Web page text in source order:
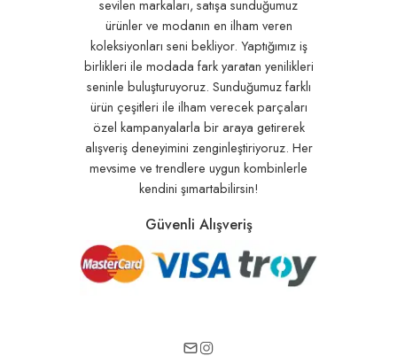
sevilen markaları, satışa sunduğumuz
ürünler ve modanın en ilham veren
koleksiyonları seni bekliyor. Yaptığımız iş
birlikleri ile modada fark yaratan yenilikleri
seninle buluşturuyoruz. Sunduğumuz farklı
ürün çeşitleri ile ilham verecek parçaları
özel kampanyalarla bir araya getirerek
alışveriş deneyimini zenginleştiriyoruz. Her
mevsime ve trendlere uygun kombinlerle
kendini şımartabilirsin!
Güvenli Alışveriş